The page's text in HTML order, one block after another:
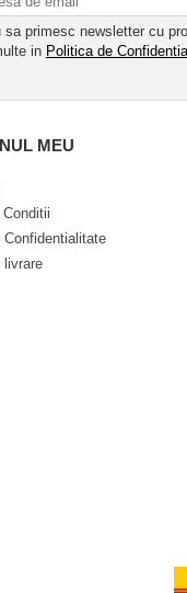
sa primesc newsletter cu
in Politica de
MEU
Confidentialitate
livrare